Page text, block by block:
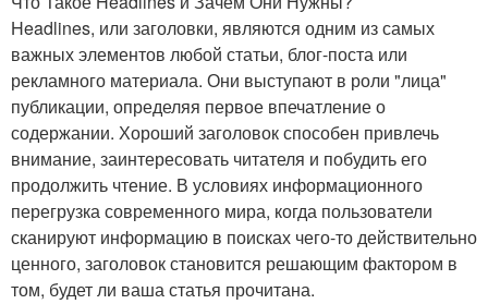
Headlines, или заголовки, являются одним из самых
важных элементов любой статьи, блог-поста или
рекламного материала. Они выступают в роли "лица"
публикации, определяя первое впечатление о
содержании. Хороший заголовок способен привлечь
внимание, заинтересовать читателя и побудить его
продолжить чтение. В условиях информационного
перегрузка современного мира, когда пользователи
сканируют информацию в поисках чего-то действительно
ценного, заголовок становится решающим фактором в
том, будет ли ваша статья прочитана.